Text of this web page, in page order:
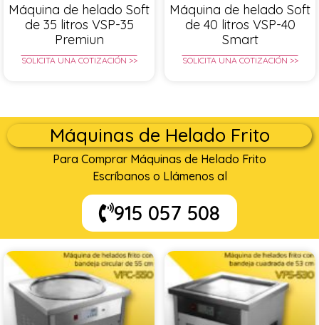
Máquina de helado Soft
de 35 litros VSP-35
Premiun
SOLICITA UNA COTIZACIÓN >>
Máquina de helado Soft
de 40 litros VSP-40
Smart
SOLICITA UNA COTIZACIÓN >>
Máquinas de Helado Frito
Para Comprar Máquinas de Helado Frito
Escríbanos o Llámenos al
915 057 508